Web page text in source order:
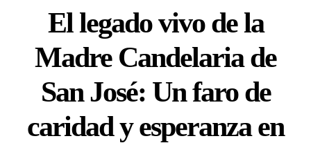
El legado vivo de la
Madre Candelaria de
San José: Un faro de
caridad y esperanza en